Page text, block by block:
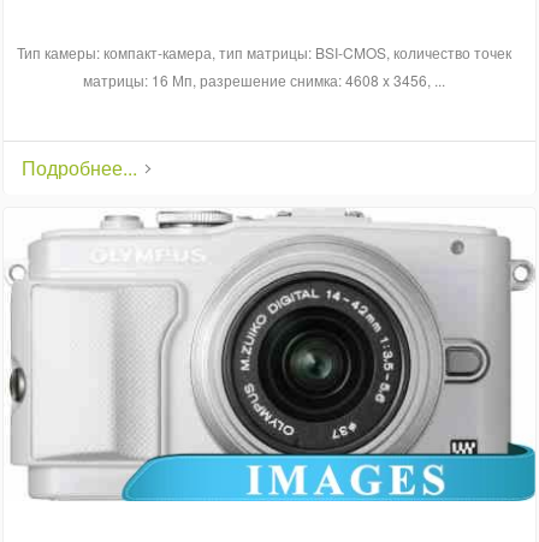
Тип камеры: компакт-камера, тип матрицы: BSI-CMOS, количество точек
матрицы: 16 Мп, разрешение снимка: 4608 x 3456, ...
Подробнее...